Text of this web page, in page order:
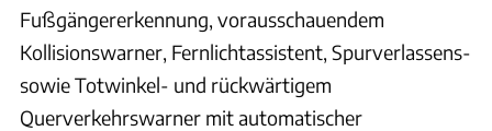
Fußgängererkennung, vorausschauendem
Kollisionswarner, Fernlichtassistent, Spurverlassens-
sowie Totwinkel- und rückwärtigem
Querverkehrswarner mit automatischer